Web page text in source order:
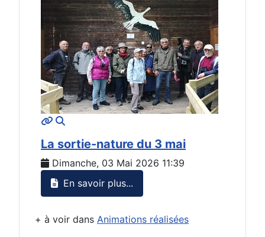
MOD_JTCS_VIEW_ARTICLE_LINK
La sortie-nature du 3 mai
Dimanche, 03 Mai 2026 11:39
En savoir plus...
+ à voir dans Animations réalisées